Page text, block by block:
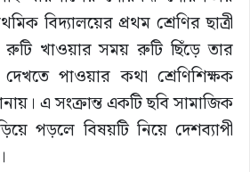
বিদ্যালয়ের প্রথম শ্রেণির ছাত্রী
খাওয়ার সময় রুটি ছিঁড়ে তার
পাওয়ার কথা শ্রেণিশিক্ষক
এ সংক্রান্ত একটি ছবি সামাজিক
পড়লে বিষয়টি নিয়ে দেশব্যাপী